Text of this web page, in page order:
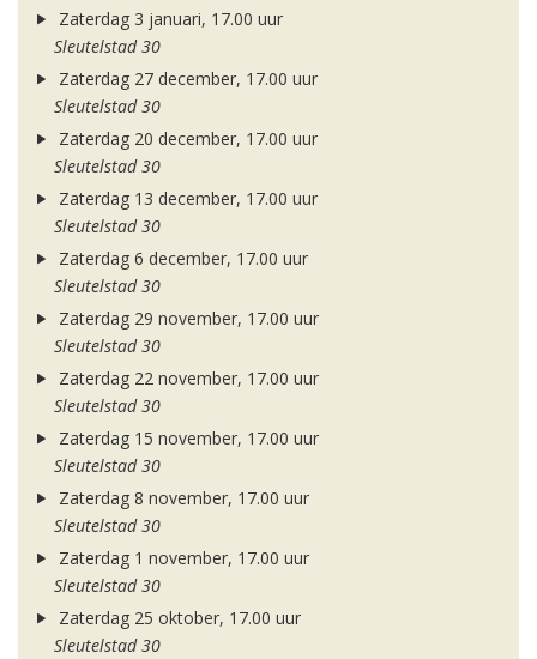
Zaterdag 3 januari, 17.00 uur
Sleutelstad 30
Zaterdag 27 december, 17.00 uur
Sleutelstad 30
Zaterdag 20 december, 17.00 uur
Sleutelstad 30
Zaterdag 13 december, 17.00 uur
Sleutelstad 30
Zaterdag 6 december, 17.00 uur
Sleutelstad 30
Zaterdag 29 november, 17.00 uur
Sleutelstad 30
Zaterdag 22 november, 17.00 uur
Sleutelstad 30
Zaterdag 15 november, 17.00 uur
Sleutelstad 30
Zaterdag 8 november, 17.00 uur
Sleutelstad 30
Zaterdag 1 november, 17.00 uur
Sleutelstad 30
Zaterdag 25 oktober, 17.00 uur
Sleutelstad 30